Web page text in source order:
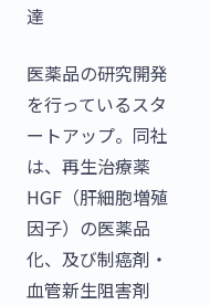
達
医薬品の研究開発
を行っているスタ
ートアップ。同社
は、再生治療薬
HGF（肝細胞増殖
因子）の医薬品
化、及び制癌剤・
血管新生阻害剤